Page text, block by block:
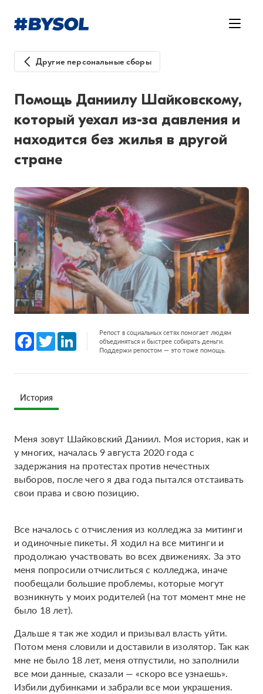
Другие персональные сборы
Помощь Даниилу Шайковскому,
который уехал из-за давления и
находится без жилья в другой
стране
Facebook
Twitter LinkedInРепост в социальных сетях помогает людям
объединяться и быстрее собирать деньги.
Поддержи репостом — это тоже помощь.
История
Меня зовут Шайковский Даниил. Моя история, как и
у многих, началась 9 августа 2020 года с
задержания на протестах против нечестных
выборов, после чего я два года пытался отстаивать
свои права и свою позицию.
Все началось с отчисления из колледжа за митинги
и одиночные пикеты. Я ходил на все митинги и
продолжаю участвовать во всех движениях. За это
меня попросили отчислиться с колледжа, иначе
пообещали большие проблемы, которые могут
возникнуть у моих родителей (на тот момент мне не
было 18 лет).
Дальше я так же ходил и призывал власть уйти.
Потом меня словили и доставили в изолятор. Так как
мне не было 18 лет, меня отпустили, но заполнили
все мои данные, сказали — «скоро все узнаешь».
Избили дубинками и забрали все мои украшения.